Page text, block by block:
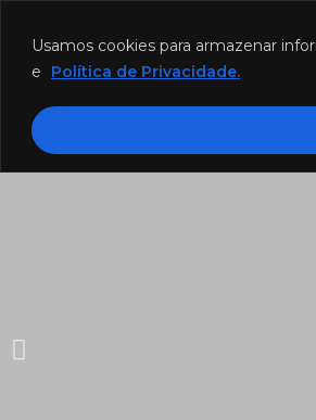
Usamos cookies para armazenar
e
Política de Privacidade.